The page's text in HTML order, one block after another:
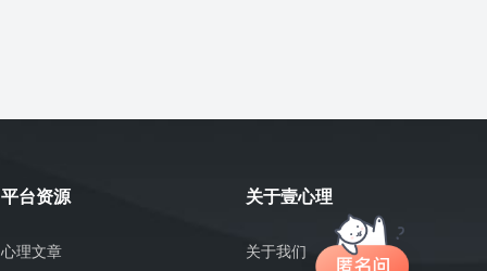
平台资源
心理文章
关于壹心理
关于我们